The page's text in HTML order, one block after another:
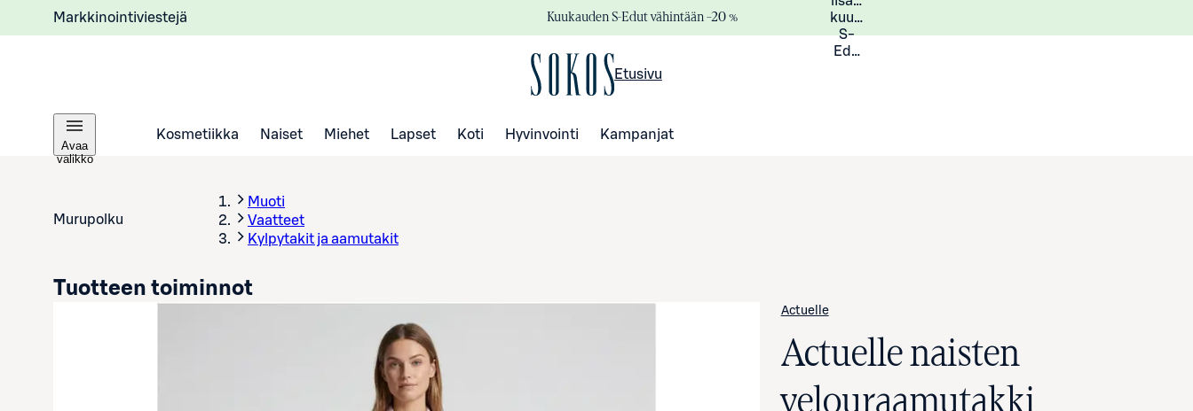
Markkinointiviestejä Kuukauden S-Edut vähintään –20 %
kuukauden
S-
Eduista
Etusivu
Avaa
valikko
Kosmetiikka Naiset Miehet Lapset Koti Hyvinvointi Kampanjat
Murupolku
Muoti
Vaatteet
Kylpytakit ja aamutakit
Actuelle
Actuelle naisten
velouraamutakki
Tuotteen toiminnot